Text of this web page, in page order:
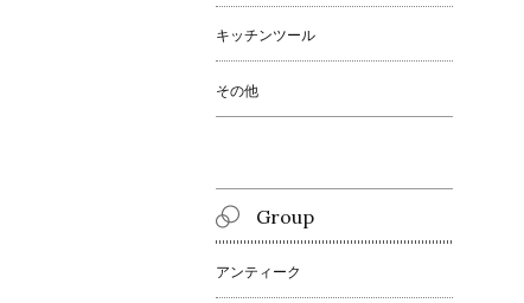
キッチンツール
その他
Group
アンティーク